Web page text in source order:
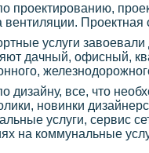
проектированию,
вентиляции. Проектная
услуги
дачный, офисный,
дизайну, все, что
новинки
услуги, сервис
на коммунальные